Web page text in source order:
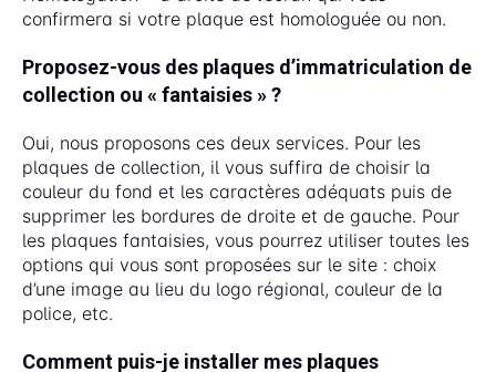
confirmera si votre plaque est homologuée ou non.
Proposez-vous des plaques d’immatriculation de
collection ou « fantaisies » ?
Oui, nous proposons ces deux services. Pour les
plaques de collection, il vous suffira de choisir la
couleur du fond et les caractères adéquats puis de
supprimer les bordures de droite et de gauche. Pour
les plaques fantaisies, vous pourrez utiliser toutes les
options qui vous sont proposées sur le site : choix
d’une image au lieu du logo régional, couleur de la
police, etc.
Comment puis-je installer mes plaques